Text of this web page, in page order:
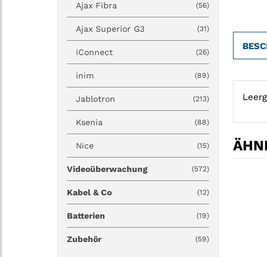
Ajax Fibra (56)
Ajax Superior G3 (31)
iConnect (26)
inim (89)
Jablotron (213)
Ksenia (88)
Nice (15)
Videoüberwachung (572)
Kabel & Co (12)
Batterien (19)
Zubehör (59)